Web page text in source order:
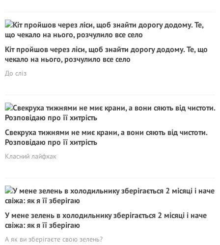
Кіт пройшов через ліси, щоб знайти дорогу додому. Те, що
чекало на нього, розчулило все село
До сліз
Свекруха тижнями не миє крани, а вони сяють від чистоти.
Розповідаю про її хитрість
Класний лайфхак
У мене зелень в холодильнику зберігається 2 місяці і наче
свіжа: як я її зберігаю
А як ви зберігаєте свою зелень?